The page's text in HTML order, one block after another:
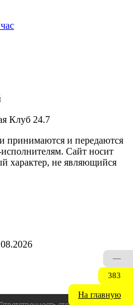
Клуб 24.7
принимаются и передаются
Сайт носит
характер, не являющийся
—
383
На главную